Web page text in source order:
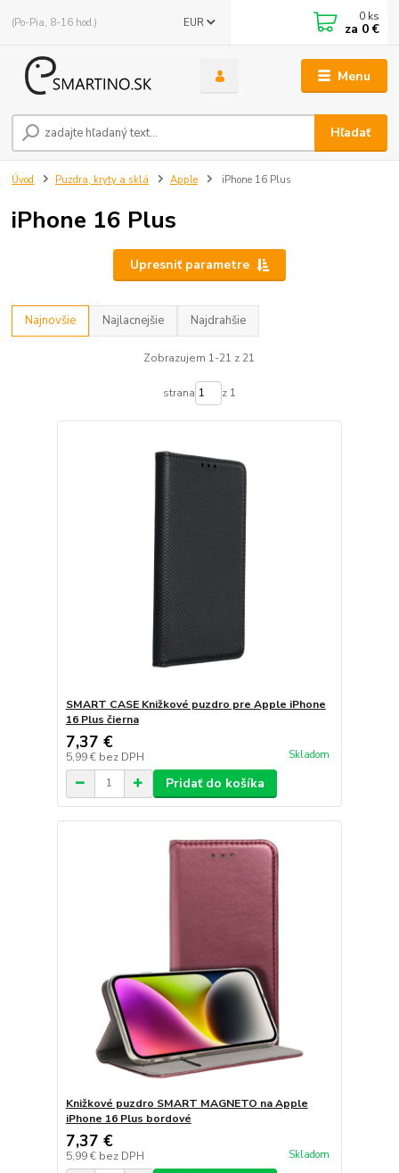
Menu
EUR
Hľadať
(Po-Pia, 8-16 hod.) 0 ks
za 0 €
Úvod Puzdra, kryty a sklá Apple iPhone 16 Plus
iPhone 16 Plus
Upresniť parametre
Najnovšie Najlacnejšie Najdrahšie
Zobrazujem 1-21 z 21
strana z 1
SMART CASE Knižkové puzdro pre Apple iPhone
16 Plus čierna
7,37 €
5,99 € bez DPH Skladom
Pridať do košíka
Knižkové puzdro SMART MAGNETO na Apple
iPhone 16 Plus bordové
7,37 €
5,99 € bez DPH Skladom